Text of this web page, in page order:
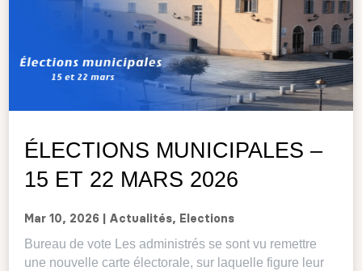
ÉLECTIONS MUNICIPALES –
15 ET 22 MARS 2026
Mar 10, 2026 Actualités, Elections
Bureau de vote Les administrés se sont vu remettre
une nouvelle carte électorale, sur laquelle figure leur